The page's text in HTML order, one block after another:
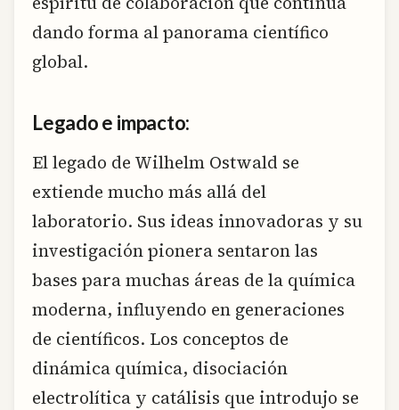
dando forma al panorama científico
global.
Legado e impacto:
El legado de Wilhelm Ostwald se
extiende mucho más allá del
laboratorio. Sus ideas innovadoras y su
investigación pionera sentaron las
bases para muchas áreas de la química
moderna, influyendo en generaciones
de científicos. Los conceptos de
dinámica química, disociación
electrolítica y catálisis que introdujo se